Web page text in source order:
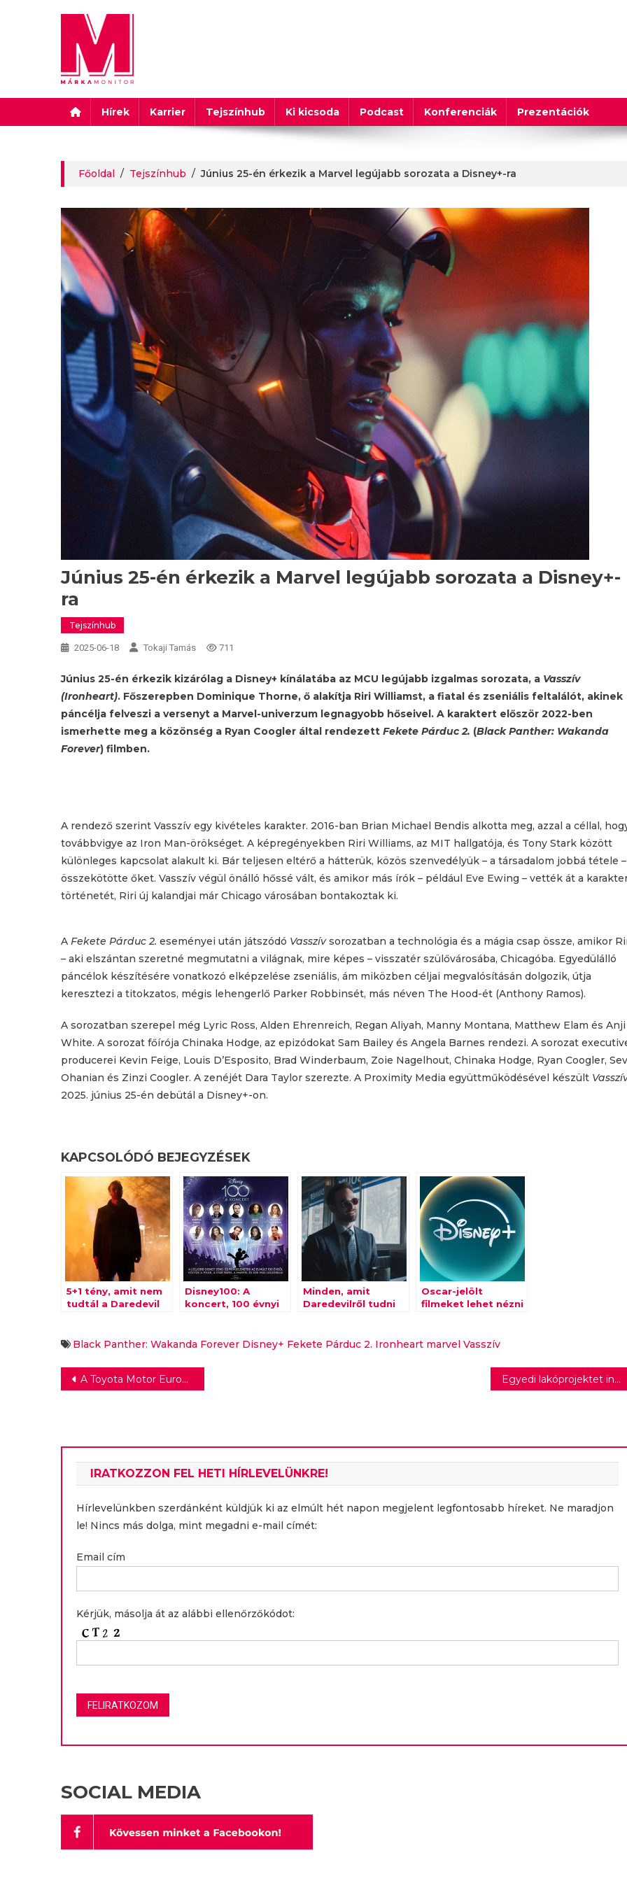
Márkamonitor
Hírek Karrier Tejszínhub Ki kicsoda Podcast Konferenciák Prezentációk
Főoldal / Tejszínhub / Június 25-én érkezik a Marvel legújabb sorozata a Disney+-ra
Június 25-én érkezik a Marvel legújabb sorozata a Disney+-
ra
Tejszínhub
2025-06-18 Tokaji Tamás 711
Június 25-én érkezik kizárólag a Disney+ kínálatába az MCU legújabb izgalmas sorozata, a Vasszív
(Ironheart). Főszerepben Dominique Thorne, ő alakítja Riri Williamst, a fiatal és zseniális feltalálót, akinek
páncélja felveszi a versenyt a Marvel-univerzum legnagyobb hőseivel. A karaktert először 2022-ben
ismerhette meg a közönség a Ryan Coogler által rendezett Fekete Párduc 2. (Black Panther: Wakanda
Forever) filmben.
A rendező szerint Vasszív egy kivételes karakter. 2016-ban Brian Michael Bendis alkotta meg, azzal a céllal,
továbbvigye az Iron Man-örökséget. A képregényekben Riri Williams, az MIT hallgatója, és Tony Stark között
különleges kapcsolat alakult ki. Bár teljesen eltérő a hátterük, közös szenvedélyük – a társadalom jobbá tétele –
összekötötte őket. Vasszív végül önálló hőssé vált, és amikor más írók – például Eve Ewing – vették át a
történetét, Riri új kalandjai már Chicago városában bontakoztak ki.
A Fekete Párduc 2. eseményei után játszódó Vasszívsorozatban a technológia és a mágia csap össze, amikor
– aki elszántan szeretné megmutatni a világnak, mire képes – visszatér szülővárosába, Chicagóba. Egyedülálló
páncélok készítésére vonatkozó elképzelése zseniális, ám miközben céljai megvalósításán dolgozik, útja
keresztezi a titokzatos, mégis lehengerlő Parker Robbinsét, más néven The Hood-ét (Anthony Ramos).
A sorozatban szerepel még Lyric Ross, Alden Ehrenreich, Regan Aliyah, Manny Montana, Matthew Elam és Anji
White. A sorozat főírója Chinaka Hodge, az epizódokat Sam Bailey és Angela Barnes rendezi. A sorozat
producerei Kevin Feige, Louis D’Esposito, Brad Winderbaum, Zoie Nagelhout, Chinaka Hodge, Ryan Coogler, Sev
Ohanian és Zinzi Coogler. A zenéjét Dara Taylor szerezte. A Proximity Media együttműködésével készült
2025. június 25-én debütál a Disney+-on.
KAPCSOLÓDÓ BEJEGYZÉSEK
5+1 tény, amit nem
tudtál a Daredevil
Disney100: A
koncert, 100 évnyi
Minden, amit
Daredevilről tudni
Oscar-jelölt
filmeket lehet nézni
Black Panther: Wakanda Forever Disney+ Fekete Párduc 2. Ironheart marvel Vasszív
Bejegyzés
A Toyota Motor Europe és a H2 Grand Prix Alapítvány összefog, hogy népszerűsítse a STEAM oktatást Egyedi lakóprojektet indít a Cordia a Corvin Sétány folytatásaként
IRATKOZZON FEL HETI HÍRLEVELÜNKRE!
Hírlevelünkben szerdánként küldjük ki az elmúlt hét napon megjelent legfontosabb híreket. Ne maradjon
le! Nincs más dolga, mint megadni e-mail címét:
Email cím
Kérjük, másolja át az alábbi ellenőrzőkódot:
SOCIAL MEDIA